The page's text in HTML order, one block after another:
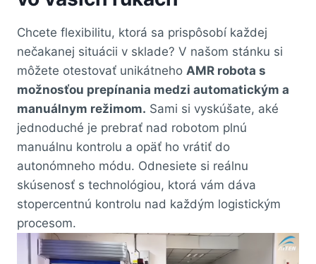
Chcete flexibilitu, ktorá sa prispôsobí každej
nečakanej situácii v sklade? V našom stánku si
môžete otestovať unikátneho AMR robota s
možnosťou prepínania medzi automatickým a
manuálnym režimom. Sami si vyskúšate, aké
jednoduché je prebrať nad robotom plnú
manuálnu kontrolu a opäť ho vrátiť do
autonómneho módu. Odnesiete si reálnu
skúsenosť s technológiou, ktorá vám dáva
stopercentnú kontrolu nad každým logistickým
procesom.